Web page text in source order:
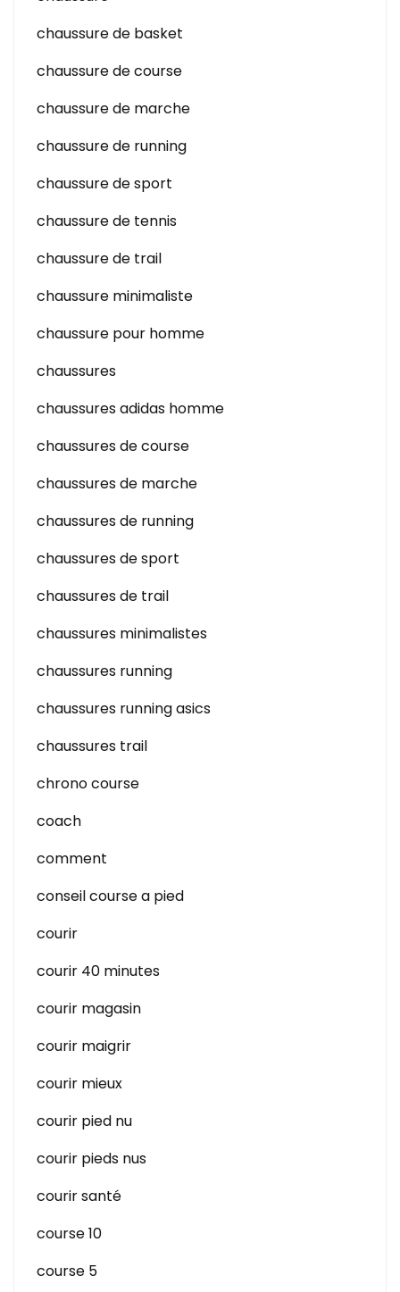
chaussure de basket
chaussure de course
chaussure de marche
chaussure de running
chaussure de sport
chaussure de tennis
chaussure de trail
chaussure minimaliste
chaussure pour homme
chaussures
chaussures adidas homme
chaussures de course
chaussures de marche
chaussures de running
chaussures de sport
chaussures de trail
chaussures minimalistes
chaussures running
chaussures running asics
chaussures trail
chrono course
coach
comment
conseil course a pied
courir
courir 40 minutes
courir magasin
courir maigrir
courir mieux
courir pied nu
courir pieds nus
courir santé
course 10
course 5